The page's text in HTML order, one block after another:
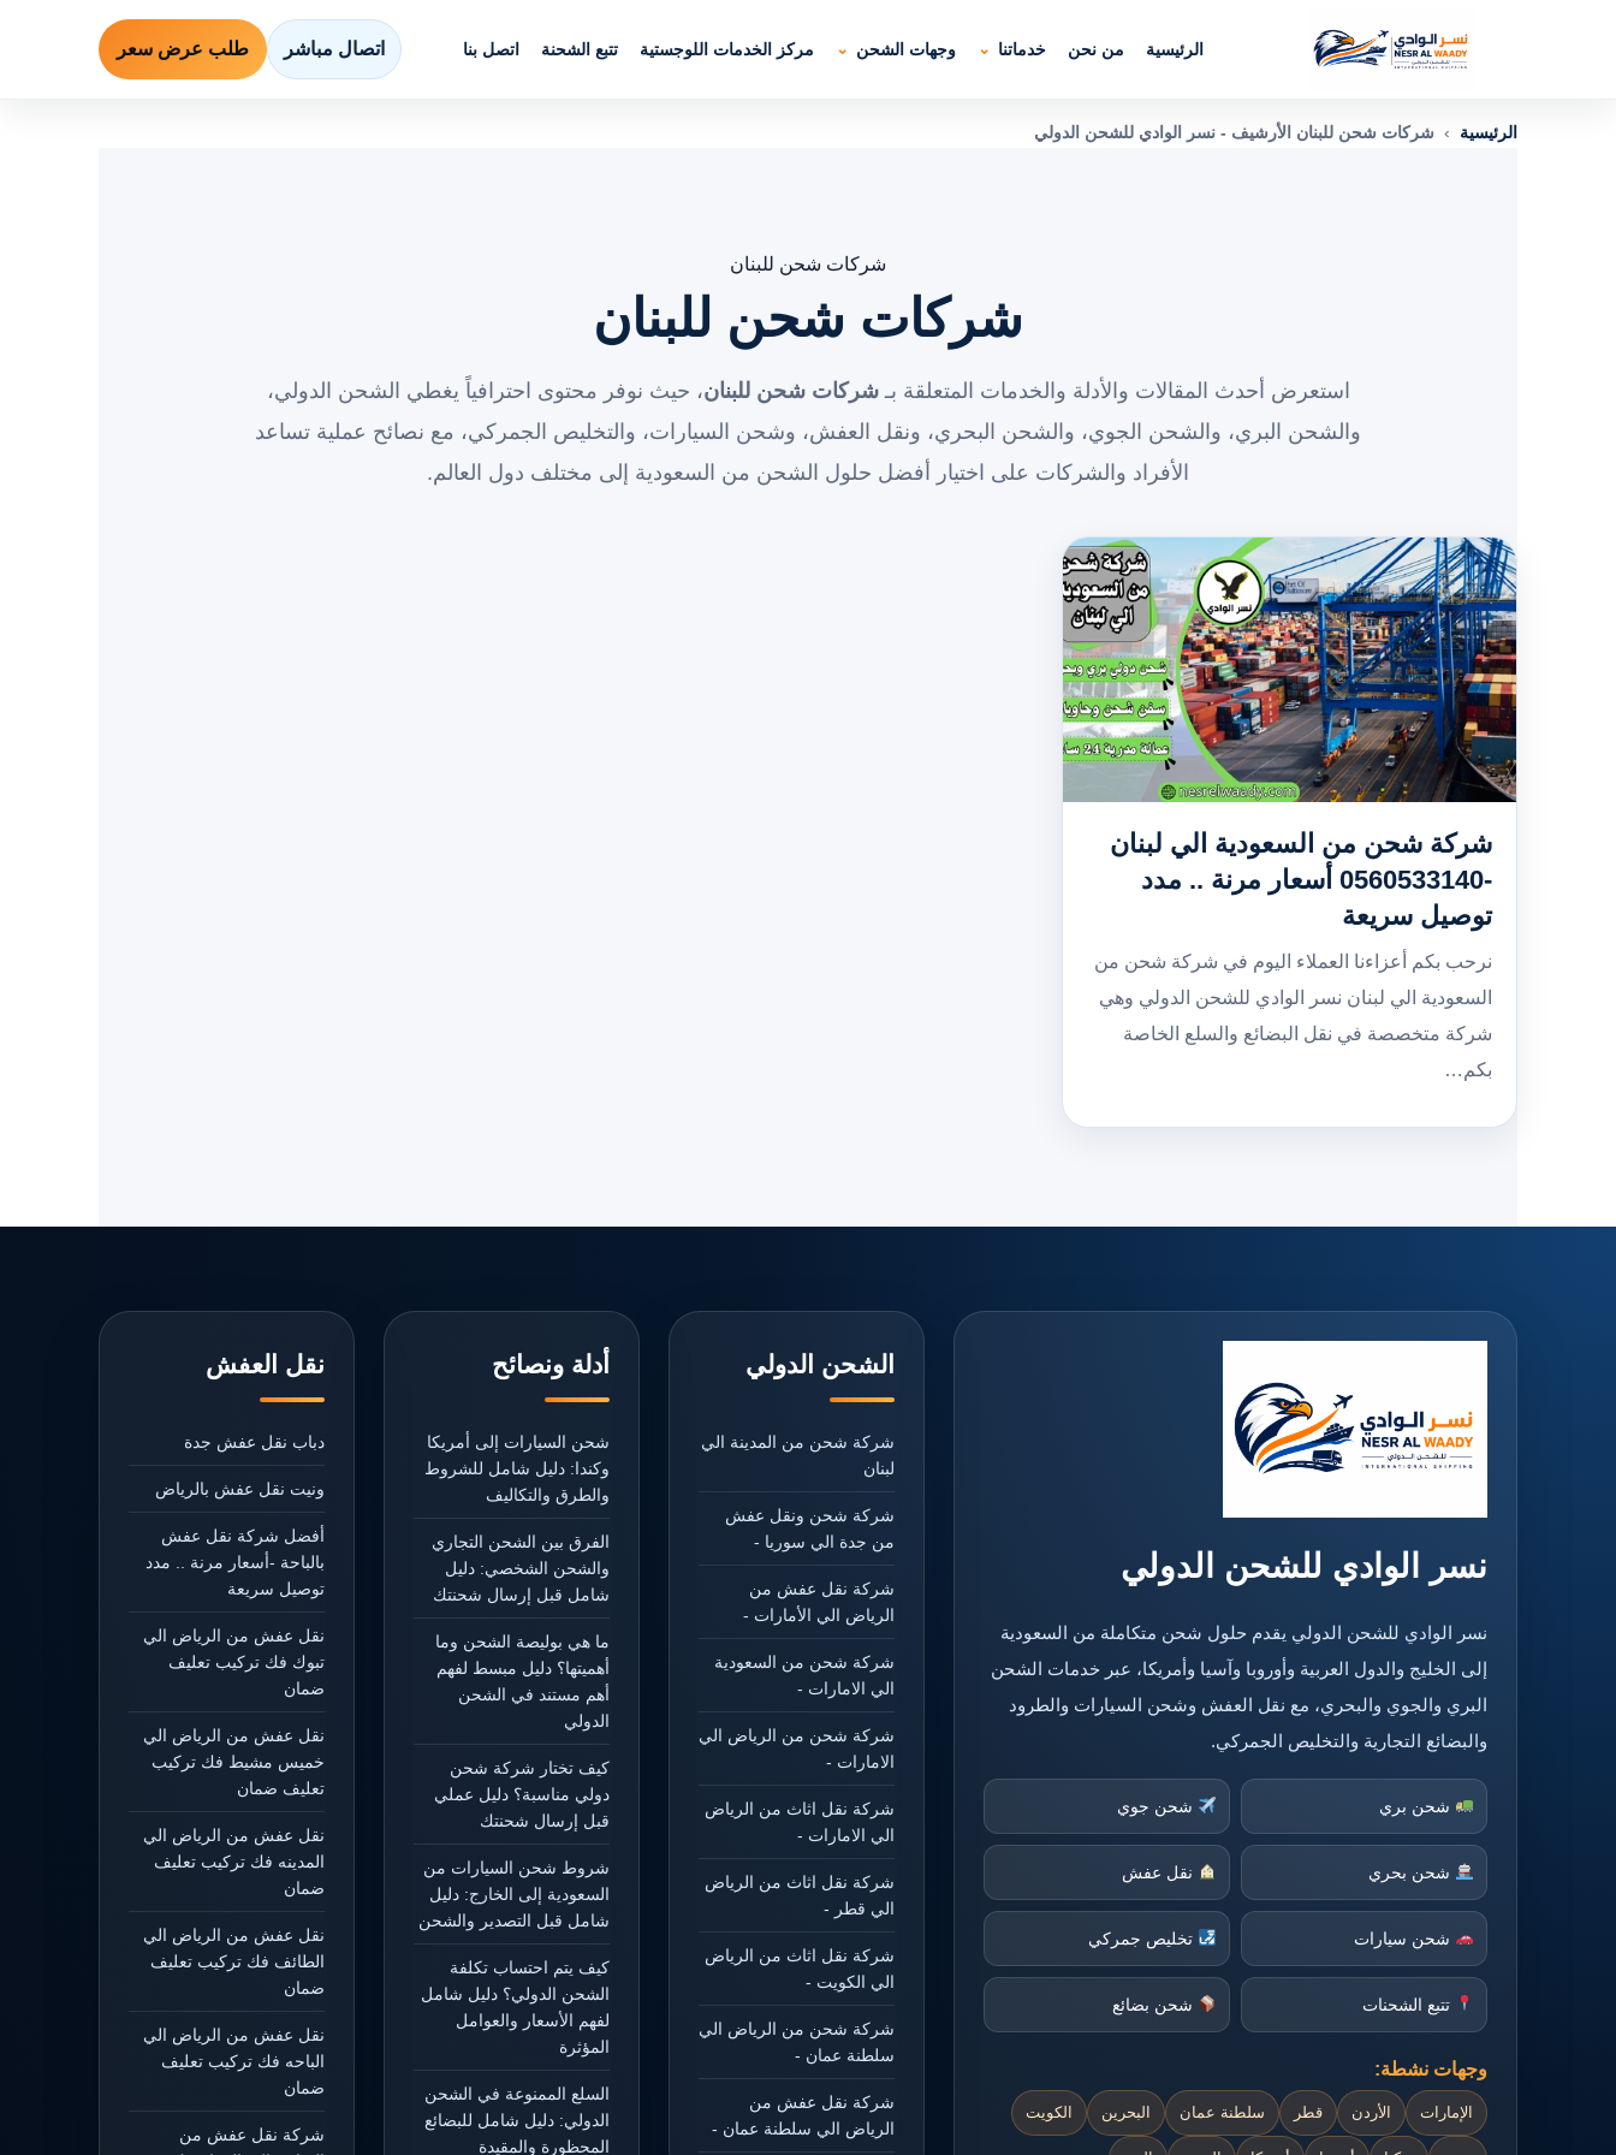
الرئيسية من نحن خدماتنا وجهات الشحن مركز الخدمات اللوجستية تتبع الشحنة اتصل بنا اتصال مباشر طلب عرض سعر
الرئيسية › شركات شحن للبنان الأرشيف - نسر الوادي للشحن الدولي
شركات شحن للبنان
شركات شحن للبنان
استعرض أحدث المقالات والأدلة والخدمات المتعلقة بـشركات شحن للبنان، حيث نوفر محتوى احترافياً يغطي الشحن الدولي،
والشحن البري، والشحن الجوي، والشحن البحري، ونقل العفش، وشحن السيارات، والتخليص الجمركي، مع نصائح عملية تساعد
الأفراد والشركات على اختيار أفضل حلول الشحن من السعودية إلى مختلف دول العالم.
شركة شحن من السعودية الي لبنان
-0560533140 أسعار مرنة .. مدد
توصيل سريعة
نرحب بكم أعزاءنا العملاء اليوم في شركة شحن من
السعودية الي لبنان نسر الوادي للشحن الدولي وهي
شركة متخصصة في نقل البضائع والسلع الخاصة
بكم…
نسر الوادي للشحن الدولي
نسر الوادي للشحن الدولي يقدم حلول شحن متكاملة من السعودية
إلى الخليج والدول العربية وأوروبا وآسيا وأمريكا، عبر خدمات الشحن
البري والجوي والبحري، مع نقل العفش وشحن السيارات والطرود
والبضائع التجارية والتخليص الجمركي.
شحن بري شحن جوي
شحن بحري نقل عفش
شحن سيارات تخليص جمركي
تتبع الشحنات شحن بضائع
وجهات نشطة:
الإمارات الأردن قطر سلطنة عمان البحرين الكويت
الشحن الدولي
شركة شحن من المدينة الي
لبنان
شركة شحن ونقل عفش
من جدة الي سوريا -
شركة نقل عفش من
الرياض الي الأمارات -
شركة شحن من السعودية
الي الامارات -
شركة شحن من الرياض الي
الامارات -
شركة نقل اثاث من الرياض
الي الامارات -
شركة نقل اثاث من الرياض
الي قطر -
شركة نقل اثاث من الرياض
الي الكويت -
شركة شحن من الرياض الي
سلطنة عمان -
شركة نقل عفش من
الرياض الي سلطنة عمان -
أدلة ونصائح
شحن السيارات إلى أمريكا
وكندا: دليل شامل للشروط
والطرق والتكاليف
الفرق بين الشحن التجاري
والشحن الشخصي: دليل
شامل قبل إرسال شحنتك
ما هي بوليصة الشحن وما
أهميتها؟ دليل مبسط لفهم
أهم مستند في الشحن
الدولي
كيف تختار شركة شحن
دولي مناسبة؟ دليل عملي
قبل إرسال شحنتك
شروط شحن السيارات من
السعودية إلى الخارج: دليل
شامل قبل التصدير والشحن
كيف يتم احتساب تكلفة
الشحن الدولي؟ دليل شامل
لفهم الأسعار والعوامل
المؤثرة
السلع الممنوعة في الشحن
الدولي: دليل شامل للبضائع
المحظورة والمقيدة
نقل العفش
دباب نقل عفش جدة
ونيت نقل عفش بالرياض
أفضل شركة نقل عفش
بالباحة -أسعار مرنة .. مدد
توصيل سريعة
نقل عفش من الرياض الي
تبوك فك تركيب تعليف
ضمان
نقل عفش من الرياض الي
خميس مشيط فك تركيب
تعليف ضمان
نقل عفش من الرياض الي
المدينه فك تركيب تعليف
ضمان
نقل عفش من الرياض الي
الطائف فك تركيب تعليف
ضمان
نقل عفش من الرياض الي
الباحه فك تركيب تعليف
ضمان
شركة نقل عفش من